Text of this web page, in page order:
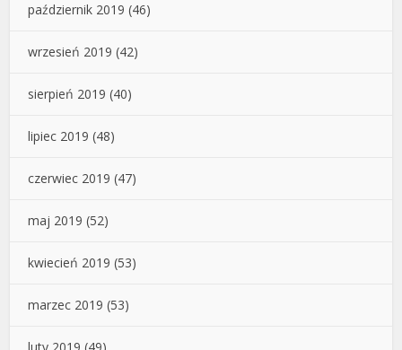
październik 2019 (46)
wrzesień 2019 (42)
sierpień 2019 (40)
lipiec 2019 (48)
czerwiec 2019 (47)
maj 2019 (52)
kwiecień 2019 (53)
marzec 2019 (53)